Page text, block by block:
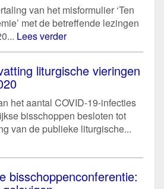
van het misformulier ‘Ten
met de betreffende lezingen
Lees verder
liturgische vieringen
het aantal COVID-19-infecties
bisschoppen besloten tot
van de publieke liturgische...
bisschoppenconferentie: